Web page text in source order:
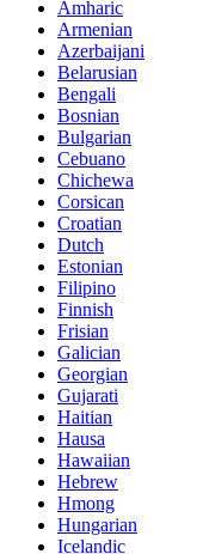
Amharic
Armenian
Azerbaijani
Belarusian
Bengali
Bosnian
Bulgarian
Cebuano
Chichewa
Corsican
Croatian
Dutch
Estonian
Filipino
Finnish
Frisian
Galician
Georgian
Gujarati
Haitian
Hausa
Hawaiian
Hebrew
Hmong
Hungarian
Icelandic